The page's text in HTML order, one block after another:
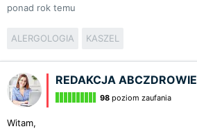
ponad rok temu
ALERGOLOGIA KASZEL
REDAKCJA ABCZDROWIE
98 poziom zaufania
Witam,